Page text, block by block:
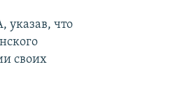
указав, что
своих